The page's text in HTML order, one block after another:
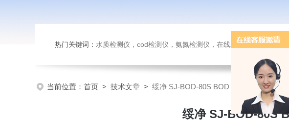
热门关键词： 水质检测仪，cod检测仪，氨氮检测仪，在线水质监测仪，水质分析仪，水质检测传感器，氨氮快速测定仪，总磷测定仪，总氮测定
当前位置： 首页 > 技术文章 > 绥净 SJ‑BOD‑80S BOD 测定仪操作要点
绥净 SJ‑BOD‑80S